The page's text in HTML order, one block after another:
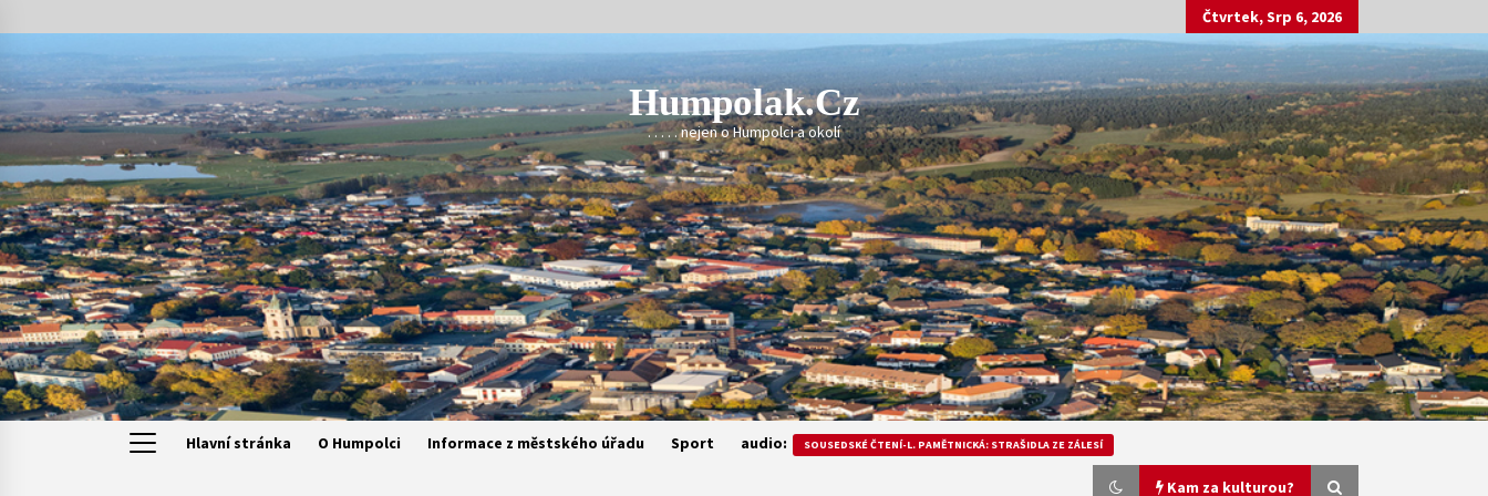
to
Čtvrtek, Srp 6, 2026
Humpolak.cz
. . . . . nejen o Humpolci a okolí
Hlavní stránka O Humpolci Informace z městského úřadu Sport audio: SOUSEDSKÉ ČTENÍ-L. PAMĚTNICKÁ: STRAŠIDLA ZE ZÁLESÍ
Kam za kulturou?